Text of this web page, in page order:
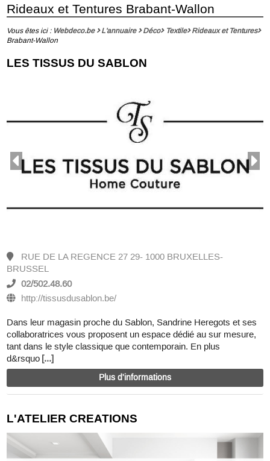
Rideaux et Tentures Brabant-Wallon
Vous êtes ici : Webdeco.be L'annuaire Déco Textile Rideaux et Tentures
Brabant-Wallon
LES TISSUS DU SABLON
RUE DE LA REGENCE 27 29- 1000 BRUXELLES-
BRUSSEL
02/502.48.60
http://tissusdusablon.be/
Dans leur magasin proche du Sablon, Sandrine Heregots et ses
collaboratrices vous proposent un espace dédié au sur mesure,
tant dans le style classique que contemporain. En plus
d&rsquo [...]
Plus d'informations
L'ATELIER CREATIONS